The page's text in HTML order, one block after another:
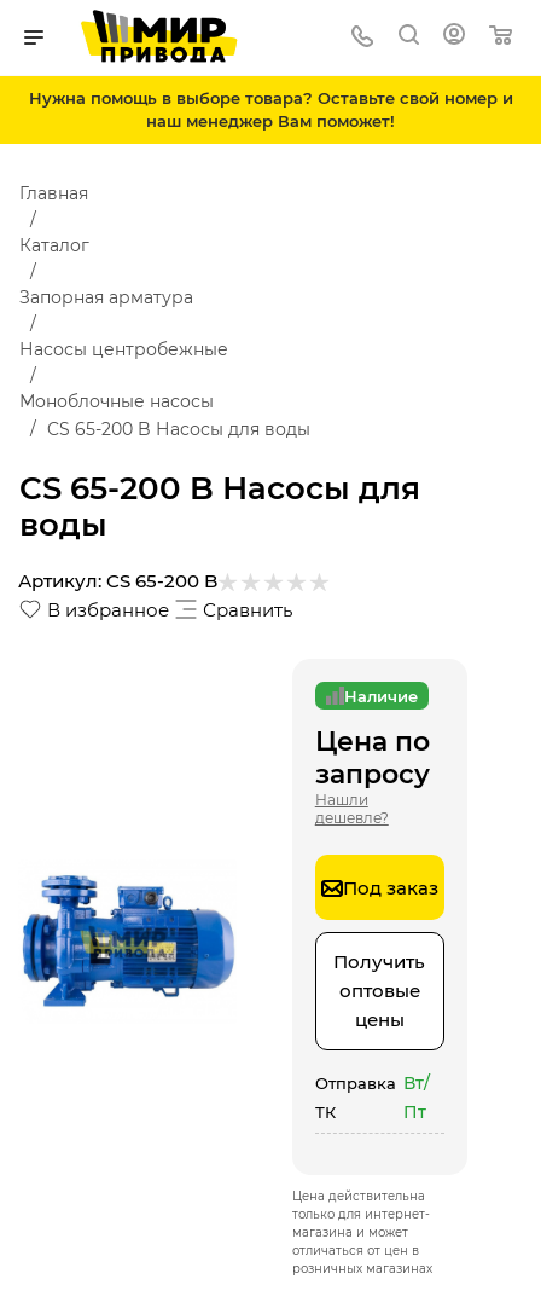
Нужна помощь в выборе товара? Оставьте свой номер и
наш менеджер Вам поможет!
CS 65-200 B Насосы для
воды
Главная
Каталог
Запорная арматура
Насосы центробежные
Моноблочные насосы
CS 65-200 B Насосы для воды
В избранное Сравнить
Артикул: CS 65-200 B
Наличие
Цена по
запросу
Нашли
дешевле?
Под заказ
Получить
оптовые
цены
Отправка
ТК
Вт/
Пт
Цена действительна
только для интернет-
магазина и может
отличаться от цен в
розничных магазинах